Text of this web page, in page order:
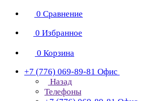
0 Сравнение
0 Избранное
0 Корзина
+7 (776) 069-89-81 Офис
Назад
Телефоны